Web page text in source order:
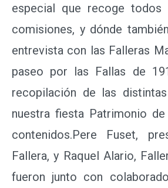
especial que recoge
comisiones, y dónde
entrevista con las Falleras
paseo por las Fallas de
recopilación de las
nuestra fiesta Patrimonio
contenidos.Pere Fuset,
Fallera, y Raquel Alario,
fueron junto con